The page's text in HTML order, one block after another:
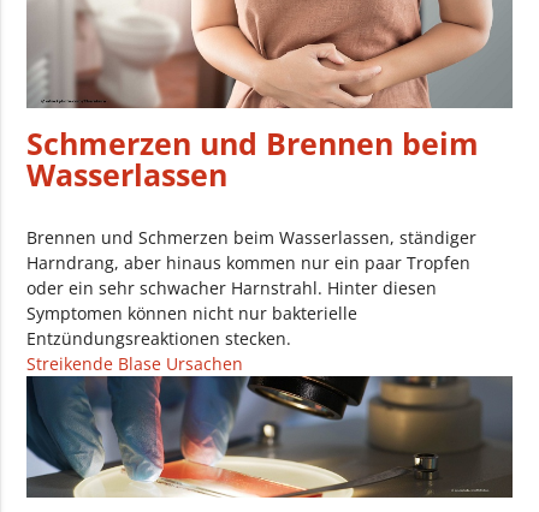
Schmerzen und Brennen beim
Wasserlassen
Brennen und Schmerzen beim Wasserlassen, ständiger
Harndrang, aber hinaus kommen nur ein paar Tropfen
oder ein sehr schwacher Harnstrahl. Hinter diesen
Symptomen können nicht nur bakterielle
Entzündungsreaktionen stecken.
Streikende Blase Ursachen